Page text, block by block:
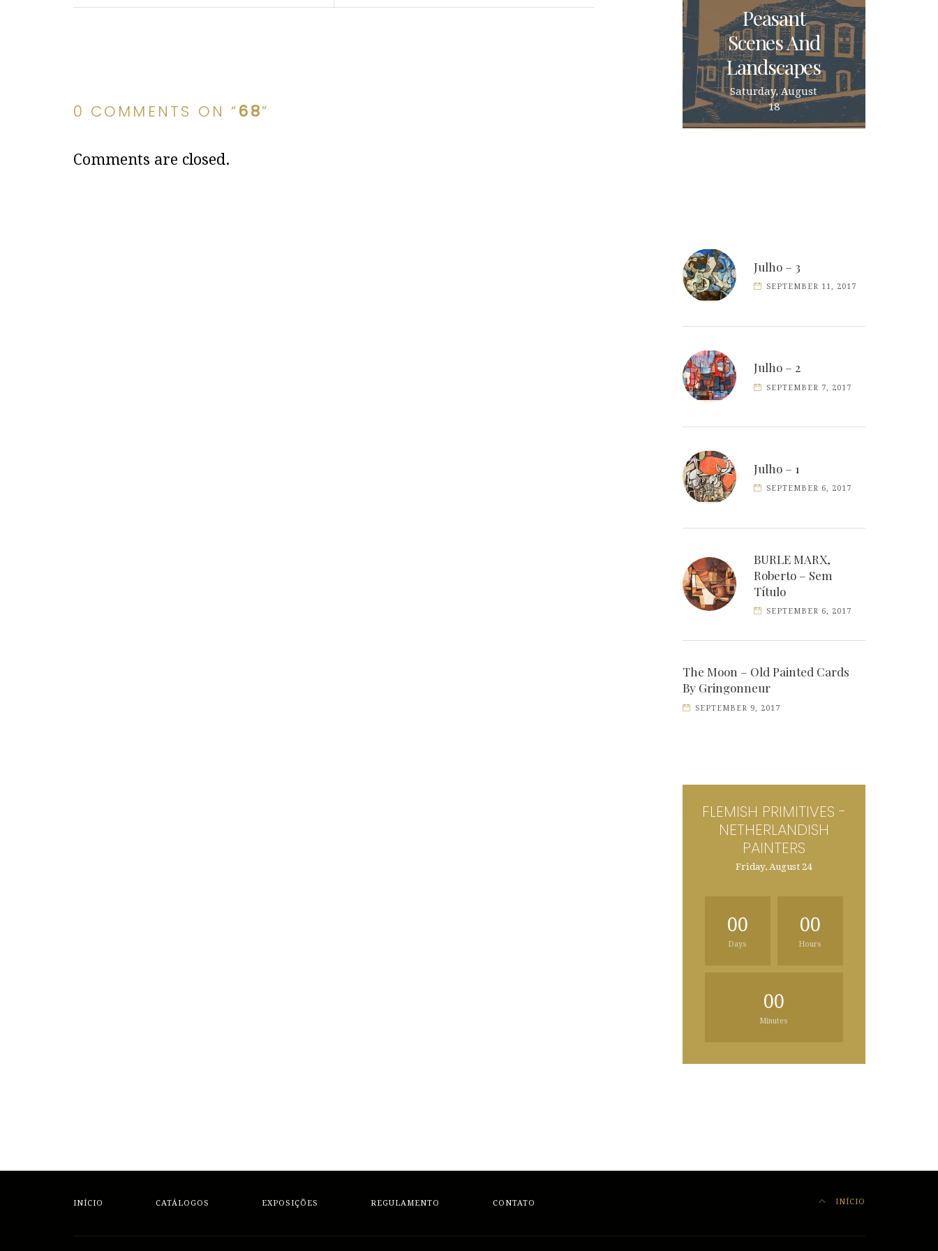
0 COMMENTS ON “68”
Comments are closed.
Peasant
Scenes And
Landscapes
Saturday, August
18
Julho – 3
SEPTEMBER 11, 2017
Julho – 2
SEPTEMBER 7, 2017
Julho – 1
SEPTEMBER 6, 2017
BURLE MARX,
Roberto – Sem
Título
SEPTEMBER 6, 2017
The Moon – Old Painted Cards
By Gringonneur
SEPTEMBER 9, 2017
FLEMISH PRIMITIVES -
NETHERLANDISH
PAINTERS
Friday, August 24
00
Days
00
Hours
00
Minutes
INÍCIO CATÁLOGOS EXPOSIÇÕES REGULAMENTO CONTATO INÍCIO